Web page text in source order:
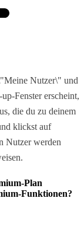
Nutzer\" und
Fenster erscheint,
die du zu deinem
klickst auf
Nutzer werden
Plan
Funktionen?